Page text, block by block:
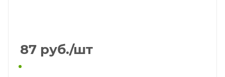
87 руб./шт